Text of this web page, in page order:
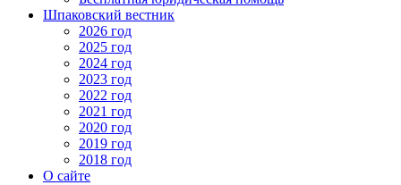
Шпаковский вестник
2026 год
2025 год
2024 год
2023 год
2022 год
2021 год
2020 год
2019 год
2018 год
О сайте